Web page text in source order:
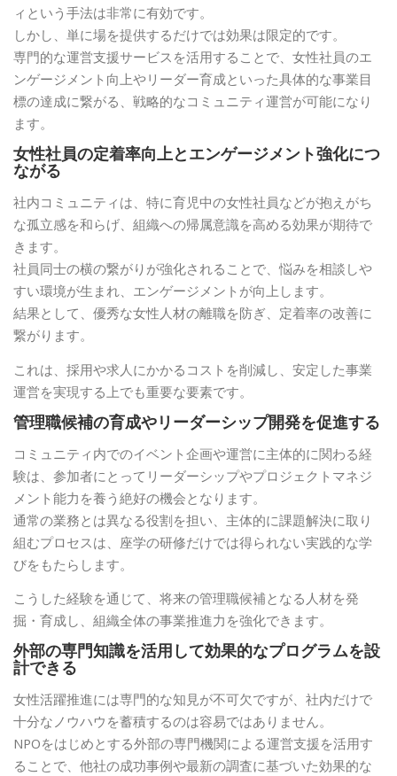
ィという手法は非常に有効です。
しかし、単に場を提供するだけでは効果は限定的です。
専門的な運営支援サービスを活用することで、女性社員のエ
ンゲージメント向上やリーダー育成といった具体的な事業目
標の達成に繋がる、戦略的なコミュニティ運営が可能になり
ます。
女性社員の定着率向上とエンゲージメント強化につ
ながる
社内コミュニティは、特に育児中の女性社員などが抱えがち
な孤立感を和らげ、組織への帰属意識を高める効果が期待で
きます。
社員同士の横の繋がりが強化されることで、悩みを相談しや
すい環境が生まれ、エンゲージメントが向上します。
結果として、優秀な女性人材の離職を防ぎ、定着率の改善に
繋がります。
これは、採用や求人にかかるコストを削減し、安定した事業
運営を実現する上でも重要な要素です。
管理職候補の育成やリーダーシップ開発を促進する
コミュニティ内でのイベント企画や運営に主体的に関わる経
験は、参加者にとってリーダーシップやプロジェクトマネジ
メント能力を養う絶好の機会となります。
通常の業務とは異なる役割を担い、主体的に課題解決に取り
組むプロセスは、座学の研修だけでは得られない実践的な学
びをもたらします。
こうした経験を通じて、将来の管理職候補となる人材を発
掘・育成し、組織全体の事業推進力を強化できます。
外部の専門知識を活用して効果的なプログラムを設
計できる
女性活躍推進には専門的な知見が不可欠ですが、社内だけで
十分なノウハウを蓄積するのは容易ではありません。
NPOをはじめとする外部の専門機関による運営支援を活用す
ることで、他社の成功事例や最新の調査に基づいた効果的な